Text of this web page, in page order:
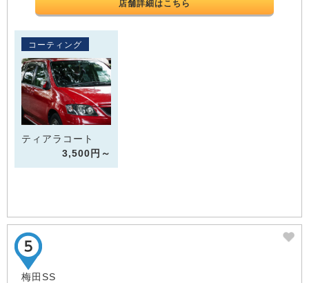
店舗詳細はこちら
コーティング
ティアラコート
3,500円～
梅田SS